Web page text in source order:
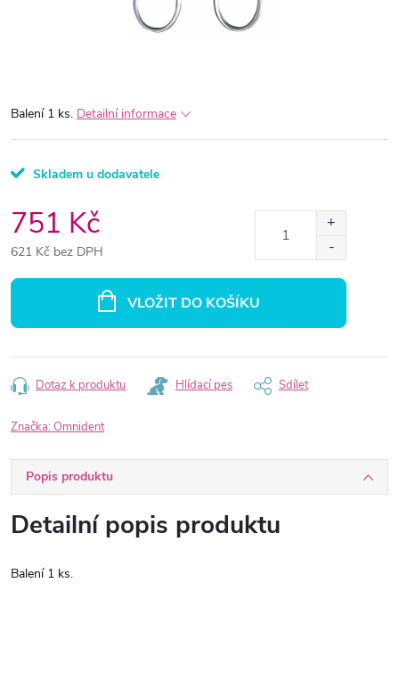
Balení 1 ks. Detailní informace
Skladem u dodavatele
751 Kč
621 Kč bez DPH
VLOŽIT DO KOŠÍKU
Dotaz k produktu Hlídací pes Sdílet
Značka: Omnident
Popis produktu
Detailní popis produktu
Balení 1 ks.